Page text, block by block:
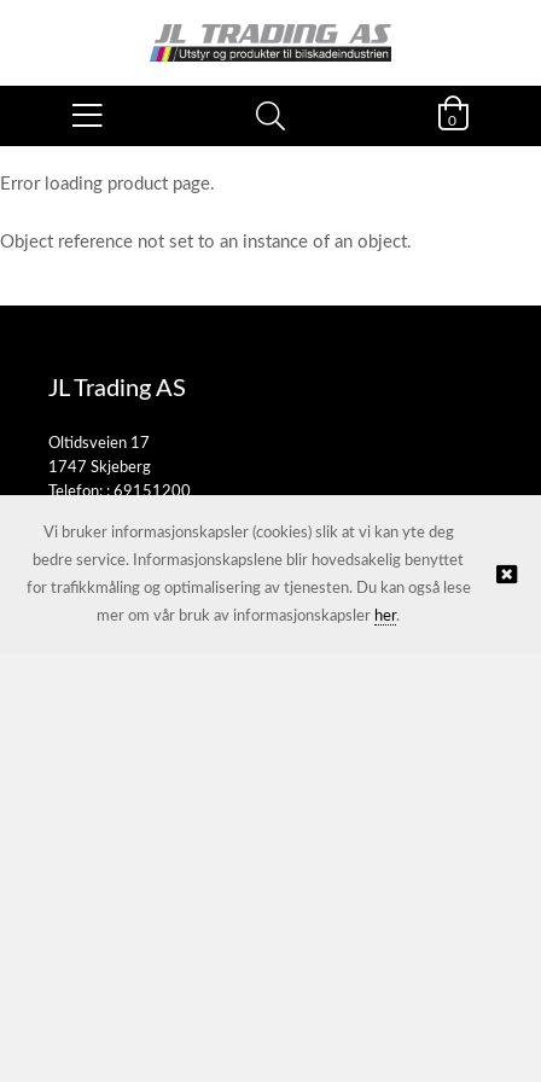
0
Error loading product page.
Object reference not set to an instance of an object.
JL Trading AS
Oltidsveien 17
1747 Skjeberg
Telefon: :69151200
© JL Trading AS |Nettbutikk levert av Kréatif
Vi bruker informasjonskapsler (cookies) slik at vi kan yte deg
bedre service. Informasjonskapslene blir hovedsakelig benyttet
for trafikkmåling og optimalisering av tjenesten. Du kan også lese
mer om vår bruk av informasjonskapsler her.